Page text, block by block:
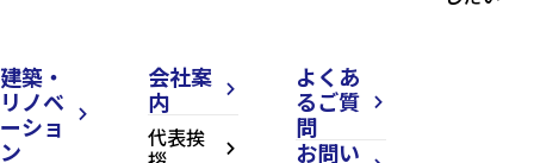
建築・
リノベ
ーショ
ン
arrow_forward_ios
会社案
内
arrow_forward_ios
代表挨 arrow_forward_ios
よくあ
るご質
問
arrow_forward_ios
お問い